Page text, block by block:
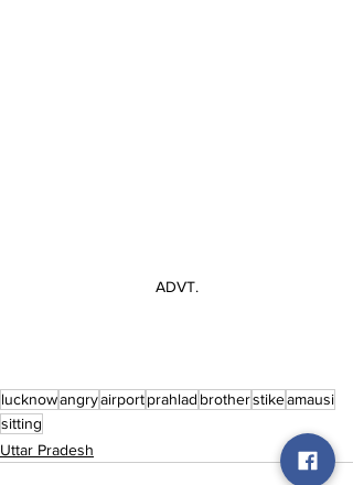
ADVT.
lucknowangryairportprahlad brotherstikeamausi
sitting
Uttar Pradesh